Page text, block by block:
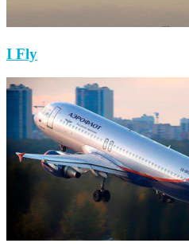
I Fly